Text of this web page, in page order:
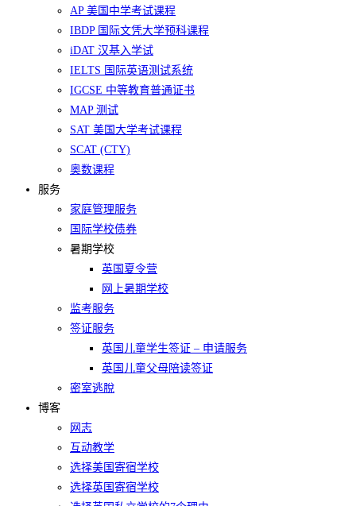
AP 美国中学考试课程
IBDP 国际文凭大学预科课程
iDAT 汉基入学试
IELTS 国际英语测试系统
IGCSE 中等教育普通证书
MAP 测试
SAT 美国大学考试课程
SCAT (CTY)
奥数课程
服务
家庭管理服务
国际学校债券
暑期学校
英国夏令营
网上暑期学校​
监考服务
签证服务
英国儿童学生签证 – 申请服务
英国儿童父母陪读签证
密室逃脫
博客
网志
互动教学
选择美国寄宿学校
选择英国寄宿学校​